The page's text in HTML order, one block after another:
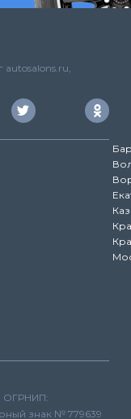
ОГРНИП:
знак № 779639